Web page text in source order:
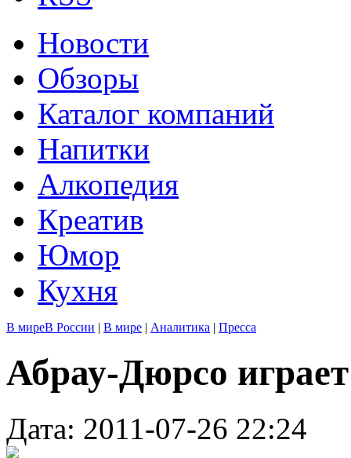
Новости
Обзоры
Каталог компаний
Напитки
Алкопедия
Креатив
Юмор
Кухня
В миреВ России | В мире | Аналитика | Пресса
Абрау-Дюрсо
Дата: 2011-07-26 22:24